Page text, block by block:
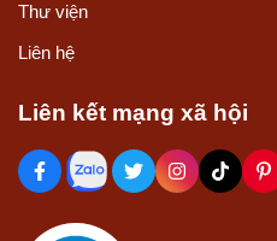
Thư viện
Liên hệ
Liên kết mạng xã hội